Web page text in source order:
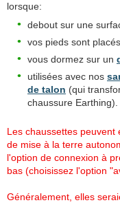
lorsque:
debout sur une
vos pieds sont
vous dormez sur un
utilisées avec nos
de talon (qui
chaussure Earthing).
Les chaussettes
de mise à la terre
l'option de connexion à
bas (choisissez l'option
Généralement, elles